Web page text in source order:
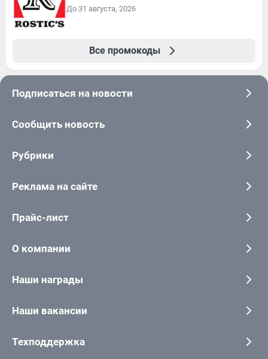
До 31 августа, 2026
Все промокоды
Подписаться на новости
Сообщить новость
Рубрики
Реклама на сайте
Прайс-лист
О компании
Наши награды
Наши вакансии
Техподдержка